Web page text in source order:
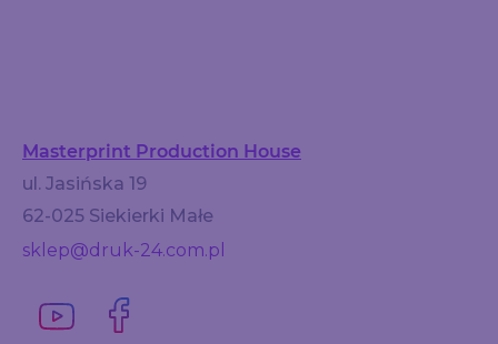
Masterprint Production House
ul. Jasińska 19
62-025 Siekierki Małe
sklep@druk-24.com.pl